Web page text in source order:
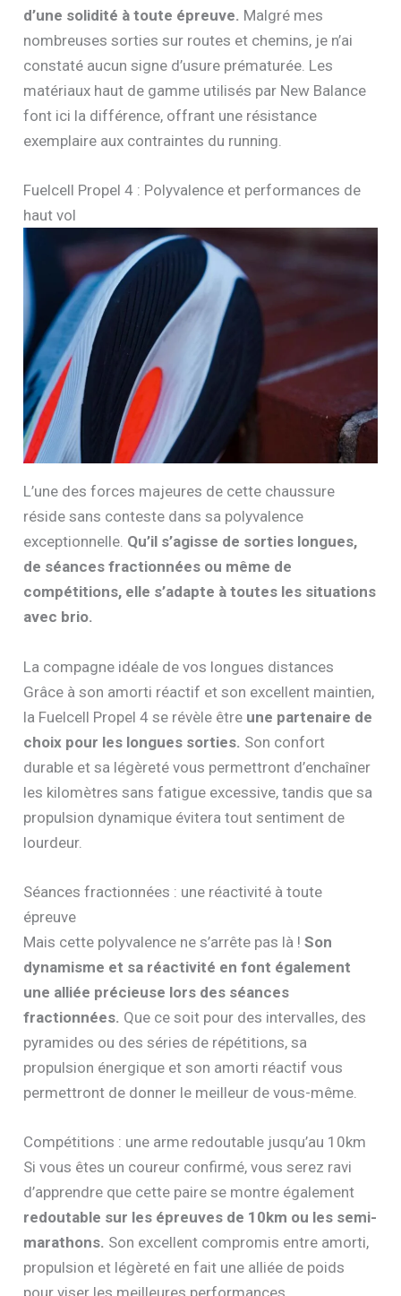
d’une solidité à toute épreuve. Malgré mes
nombreuses sorties sur routes et chemins, je n’ai
constaté aucun signe d’usure prématurée. Les
matériaux haut de gamme utilisés par New Balance
font ici la différence, offrant une résistance
exemplaire aux contraintes du running.
Fuelcell Propel 4 : Polyvalence et performances de
haut vol
L’une des forces majeures de cette chaussure
réside sans conteste dans sa polyvalence
exceptionnelle. Qu’il s’agisse de sorties longues,
de séances fractionnées ou même de
compétitions, elle s’adapte à toutes les situations
avec brio.
La compagne idéale de vos longues distances
Grâce à son amorti réactif et son excellent maintien,
la Fuelcell Propel 4 se révèle être une partenaire de
choix pour les longues sorties. Son confort
durable et sa légèreté vous permettront d’enchaîner
les kilomètres sans fatigue excessive, tandis que sa
propulsion dynamique évitera tout sentiment de
lourdeur.
Séances fractionnées : une réactivité à toute
épreuve
Mais cette polyvalence ne s’arrête pas là !Son
dynamisme et sa réactivité en font également
une alliée précieuse lors des séances
fractionnées. Que ce soit pour des intervalles, des
pyramides ou des séries de répétitions, sa
propulsion énergique et son amorti réactif vous
permettront de donner le meilleur de vous-même.
Compétitions : une arme redoutable jusqu’au 10km
Si vous êtes un coureur confirmé, vous serez ravi
d’apprendre que cette paire se montre également
redoutable sur les épreuves de 10km ou les semi-
marathons. Son excellent compromis entre amorti,
propulsion et légèreté en fait une alliée de poids